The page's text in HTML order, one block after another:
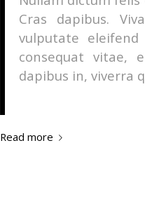
Cras dapibus.
vulputate
consequat vitae,
dapibus in, viverra
Read more